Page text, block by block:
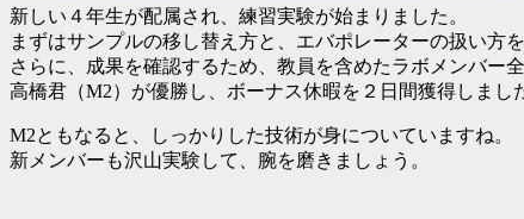
新しい４年生が配属され、練習実験が始まりました。
まずはサンプルの移し替え方と、エバポレーターの扱い方
さらに、成果を確認するため、教員を含めたラボメンバー
高橋君（M2）が優勝し、ボーナス休暇を２日間獲得しまし
M2ともなると、しっかりした技術が身についていますね。
新メンバーも沢山実験して、腕を磨きましょう。